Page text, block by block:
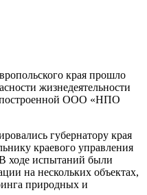
края прошло
жизнедеятельности
построенной ООО «НПО
губернатору края
краевого управления
ходе испытаний были
на нескольких объектах,
природных и